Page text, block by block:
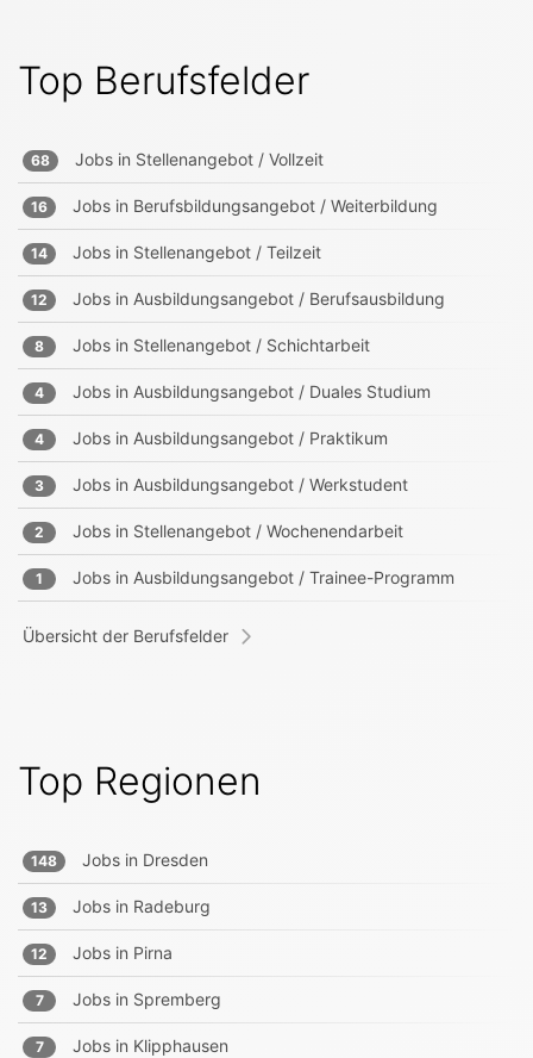
Top Berufsfelder
68 Jobs in Stellenangebot / Vollzeit
16 Jobs in Berufsbildungsangebot / Weiterbildung
14 Jobs in Stellenangebot / Teilzeit
12 Jobs in Ausbildungsangebot / Berufsausbildung
8 Jobs in Stellenangebot / Schichtarbeit
4 Jobs in Ausbildungsangebot / Duales Studium
4 Jobs in Ausbildungsangebot / Praktikum
3 Jobs in Ausbildungsangebot / Werkstudent
2 Jobs in Stellenangebot / Wochenendarbeit
1 Jobs in Ausbildungsangebot / Trainee-Programm
Übersicht der Berufsfelder
Top Regionen
148 Jobs in Dresden
13 Jobs in Radeburg
12 Jobs in Pirna
7 Jobs in Spremberg
7 Jobs in Klipphausen